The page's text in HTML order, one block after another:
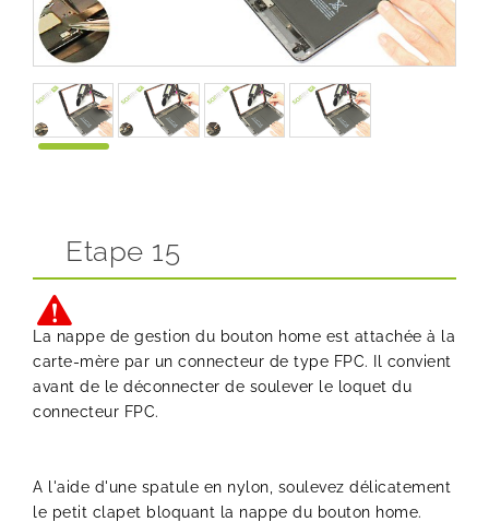
Etape 15
La nappe de gestion du bouton home est attachée à la
carte-mère par un connecteur de type FPC. Il convient
avant de le déconnecter de soulever le loquet du
connecteur FPC.
A l'aide d'une spatule en nylon, soulevez délicatement
le petit clapet bloquant la nappe du bouton home.